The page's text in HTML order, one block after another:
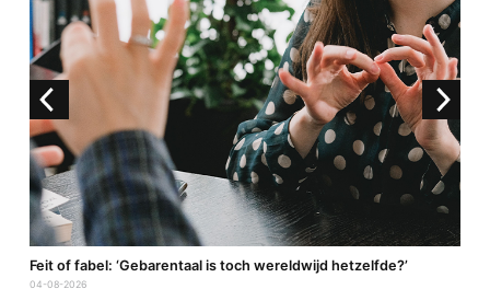
Feit of fabel: ‘Gebarentaal is toch wereldwijd hetzelfde?’
04-08-2026